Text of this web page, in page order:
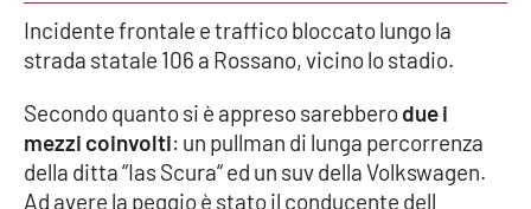
Meteo
Editoriali
VIDEO
Incidente frontale e traffico bloccato lungo la
strada statale 106 a Rossano, vicino lo stadio.
Secondo quanto si è appreso sarebberodue i
mezzi coinvolti: un pullman di lunga percorrenza
della ditta “Ias Scura“ ed un suv della Volkswagen.
Ad avere la peggio è stato il conducente dell